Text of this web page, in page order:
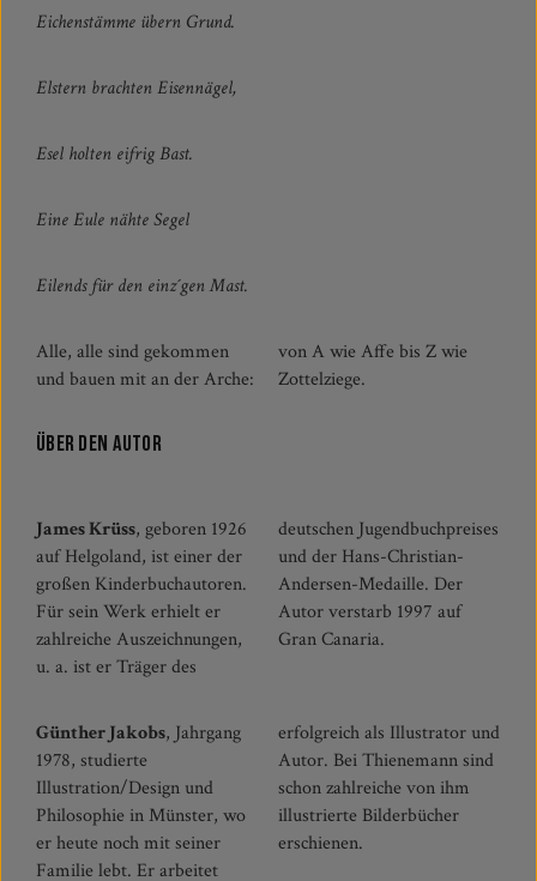
Eichenstämme übern Grund.
Elstern brachten Eisennägel,
Esel holten eifrig Bast.
Eine Eule nähte Segel
Eilends für den einz´gen Mast.
Alle, alle sind gekommen
und bauen mit an der Arche:
von A wie Affe bis Z wie
Zottelziege.
Über den Autor
James Krüss, geboren 1926
auf Helgoland, ist einer der
großen Kinderbuchautoren.
Für sein Werk erhielt er
zahlreiche Auszeichnungen,
u. a. ist er Träger des
deutschen Jugendbuchpreises
und der Hans-Christian-
Andersen-Medaille. Der
Autor verstarb 1997 auf
Gran Canaria.
Günther Jakobs, Jahrgang
1978, studierte
Illustration/Design und
Philosophie in Münster, wo
er heute noch mit seiner
Familie lebt. Er arbeitet
erfolgreich als Illustrator und
Autor. Bei Thienemann sind
schon zahlreiche von ihm
illustrierte Bilderbücher
erschienen.